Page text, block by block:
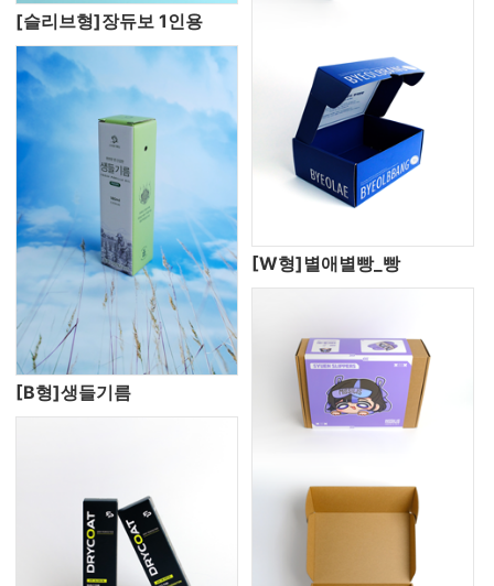
[슬리브형]장듀보 1인용
[B형]생들기름
[W형]별애별빵_빵